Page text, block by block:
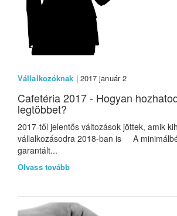
Vállalkozóknak | 2017 január 2
Cafetéria 2017 - Hogyan
legtöbbet?
2017-től jelentős változások jöttek, amik
vállalkozásodra 2018-ban is A
garantált...
Olvass tovább